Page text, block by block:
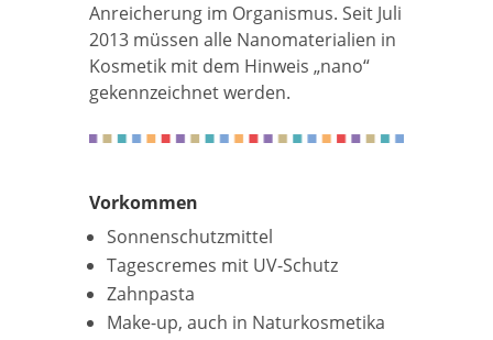
Anreicherung im Organismus. Seit Juli
2013 müssen alle Nanomaterialien in
Kosmetik mit dem Hinweis „nano“
gekennzeichnet werden.
Vorkommen
Sonnenschutzmittel
Tagescremes mit UV-Schutz
Zahnpasta
Make-up, auch in Naturkosmetika